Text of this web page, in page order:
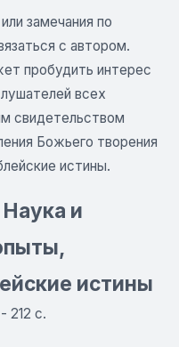
замечания по
с автором.
пробудить интерес
всех
свидетельством
Божьего творения
истины.
и
истины
212 с.